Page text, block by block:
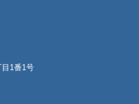
1番1号